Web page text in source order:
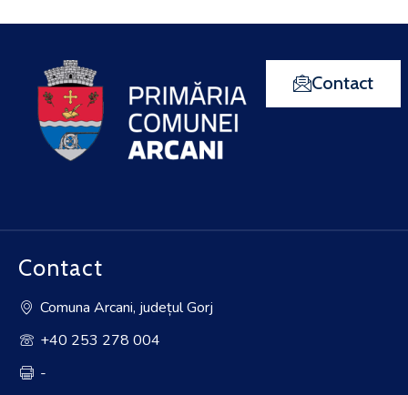
Contact
Contact
Comuna Arcani, județul Gorj
+40 253 278 004
-